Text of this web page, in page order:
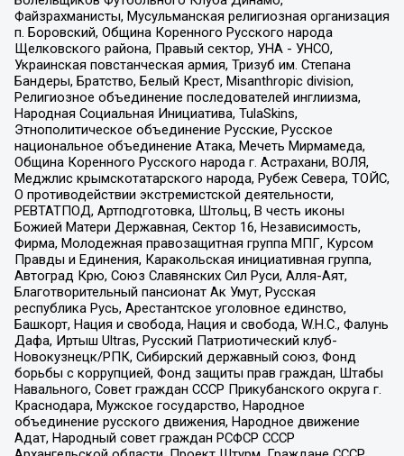
Файзрахманисты, Мусульманская религиозная организация
п. Боровский, Община Коренного Русского народа
Щелковского района, Правый сектор, УНА - УНСО,
Украинская повстанческая армия, Тризуб им. Степана
Бандеры, Братство, Белый Крест, Misanthropic division,
Религиозное объединение последователей инглиизма,
Народная Социальная Инициатива, TulaSkins,
Этнополитическое объединение Русские, Русское
национальное объединение Атака, Мечеть Мирмамеда,
Община Коренного Русского народа г. Астрахани, ВОЛЯ,
Меджлис крымскотатарского народа, Рубеж Севера, ТОЙС,
О противодействии экстремистской деятельности,
РЕВТАТПОД, Артподготовка, Штольц, В честь иконы
Божией Матери Державная, Сектор 16, Независимость,
Фирма, Молодежная правозащитная группа МПГ, Курсом
Правды и Единения, Каракольская инициативная группа,
Автоград Крю, Союз Славянских Сил Руси, Алля-Аят,
Благотворительный пансионат Ак Умут, Русская
республика Русь, Арестантское уголовное единство,
Башкорт, Нация и свобода, Нация и свобода, W.H.С., Фалунь
Дафа, Иртыш Ultras, Русский Патриотический клуб-
Новокузнецк/РПК, Сибирский державный союз, Фонд
борьбы с коррупцией, Фонд защиты прав граждан, Штабы
Навального, Совет граждан СССР Прикубанского округа г.
Краснодара, Мужское государство, Народное
объединение русского движения, Народное движение
Адат, Народный совет граждан РСФСР СССР